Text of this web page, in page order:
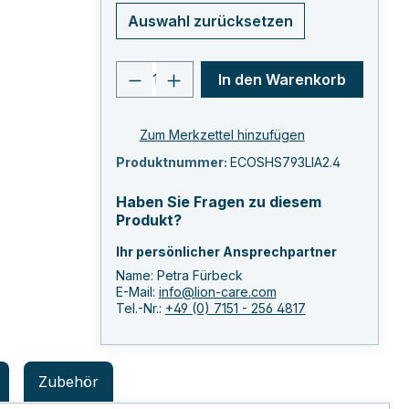
Auswahl zurücksetzen
Produkt Anzahl: Gib den
In den Warenkorb
Zum Merkzettel hinzufügen
Produktnummer: ECOSHS793LIA2.4
Haben Sie Fragen zu diesem
Produkt?
Ihr persönlicher Ansprechpartner
Name: Petra Fürbeck
E-Mail: info@lion-care.com
Tel.-Nr.: +49 (0) 7151 - 256 4817
Zubehör